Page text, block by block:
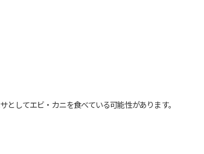
してエビ・カニを食べている可能性があります。